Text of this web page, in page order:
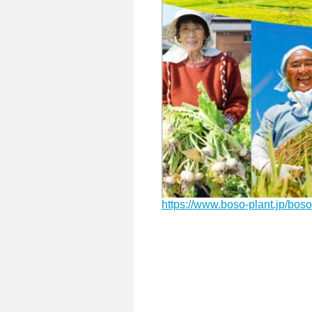
https://www.boso-plant.jp/